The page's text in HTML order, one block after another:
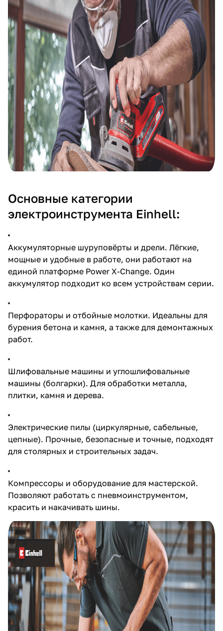
Основные категории
электроинструмента Einhell:
Аккумуляторные шуруповёрты и дрели. Лёгкие,
мощные и удобные в работе, они работают на
единой платформе Power X-Change. Один
аккумулятор подходит ко всем устройствам серии.
Перфораторы и отбойные молотки. Идеальны для
бурения бетона и камня, а также для демонтажных
работ.
Шлифовальные машины и углошлифовальные
машины (болгарки). Для обработки металла,
плитки, камня и дерева.
Электрические пилы (циркулярные, сабельные,
цепные). Прочные, безопасные и точные, подходят
для столярных и строительных задач.
Компрессоры и оборудование для мастерской.
Позволяют работать с пневмоинструментом,
красить и накачивать шины.